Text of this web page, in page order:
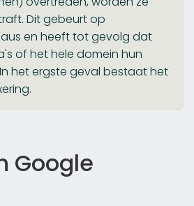
Dit gebeurt op
en heeft tot gevolg dat
of het hele domein hun
het ergste geval bestaat het
Google